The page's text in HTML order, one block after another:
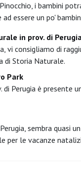
i bambini
essere un po'
in prov. di
vi consigliamo di
di Storia Naturale.
Park
di Perugia è presente
sembra quasi
per le vacanze